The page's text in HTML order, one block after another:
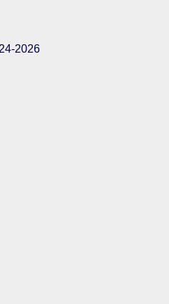
2026